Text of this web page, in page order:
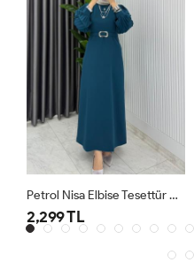
Petrol Nisa Elbise Tesettür Giyim
2,299 TL